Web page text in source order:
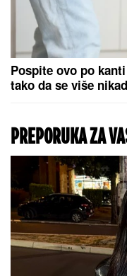
NAŠA PEVAČICA
STANKOVIĆEM
ne zna, pomenula i
pričaju (VIDEO)